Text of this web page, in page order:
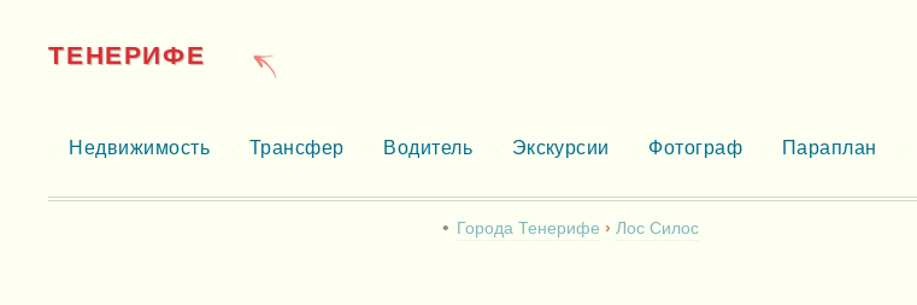
ТЕНЕРИФЕ
Недвижимость Трансфер Водитель Экскурсии Фотограф Параплан
Города Тенерифе
Лос Силос